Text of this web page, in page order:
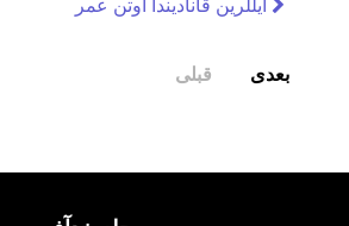
ایللرین قانادیندا اوتن عمر
قبلی بعدی